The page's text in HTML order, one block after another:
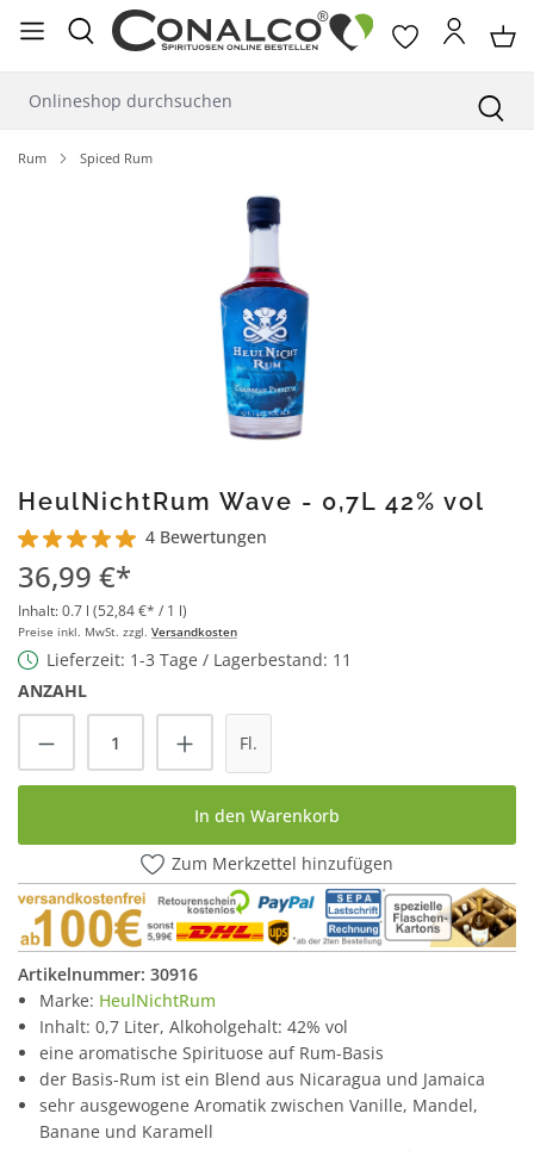
springen
Rum Spiced Rum
HeulNichtRum Wave - 0,7L 42% vol
Durchschnittliche Bewertung von 5 von 5 Sternen
4 Bewertungen
36,99 €*
Inhalt:0.7 l (52,84 €* / 1 l)
Preise inkl. MwSt. zzgl. Versandkosten
Lieferzeit: 1-3 Tage / Lagerbestand: 11
ANZAHL
Produkt Anzahl: Gib den gewünschten
Fl.
In den Warenkorb
Zum Merkzettel hinzufügen
Artikelnummer: 30916
Marke: HeulNichtRum
Inhalt: 0,7 Liter, Alkoholgehalt: 42% vol
eine aromatische Spirituose auf Rum-Basis
der Basis-Rum ist ein Blend aus Nicaragua und Jamaica
sehr ausgewogene Aromatik zwischen Vanille, Mandel,
Banane und Karamell